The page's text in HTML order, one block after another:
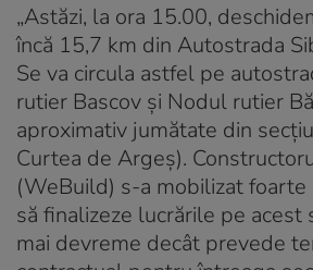
„Astăzi, la ora 15.00,
încă 15,7 km din Autostrada
Se va circula astfel pe
rutier Bascov și Nodul rutier
aproximativ jumătate din
Curtea de Argeș).
(WeBuild) s-a mobilizat foarte
să finalizeze lucrările pe acest
mai devreme decât prevede